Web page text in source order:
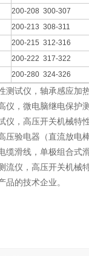
200-208 300-307
200-213 308-311
200-215 312-316
200-222 317-322
200-280 324-326
试仪，轴承感应加
，微电脑继电保护
，高压开关机械特
验电器（直流放
滑线，单极组合
仪，高压开关机
的技术企业。